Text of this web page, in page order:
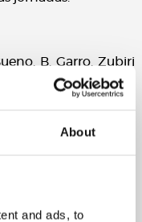
About
and ads, to
B. Garro, Zubiri
min. 76), Ballardo
Chus Villar, Junior
Segurola, Díaz de
min. 76), Otadui
(Soroeta, min.